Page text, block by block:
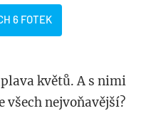
6 FOTEK
květů. A s nimi
všech nejvoňavější?